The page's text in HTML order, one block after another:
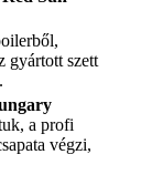
gyártott szett
a profi
végzi,